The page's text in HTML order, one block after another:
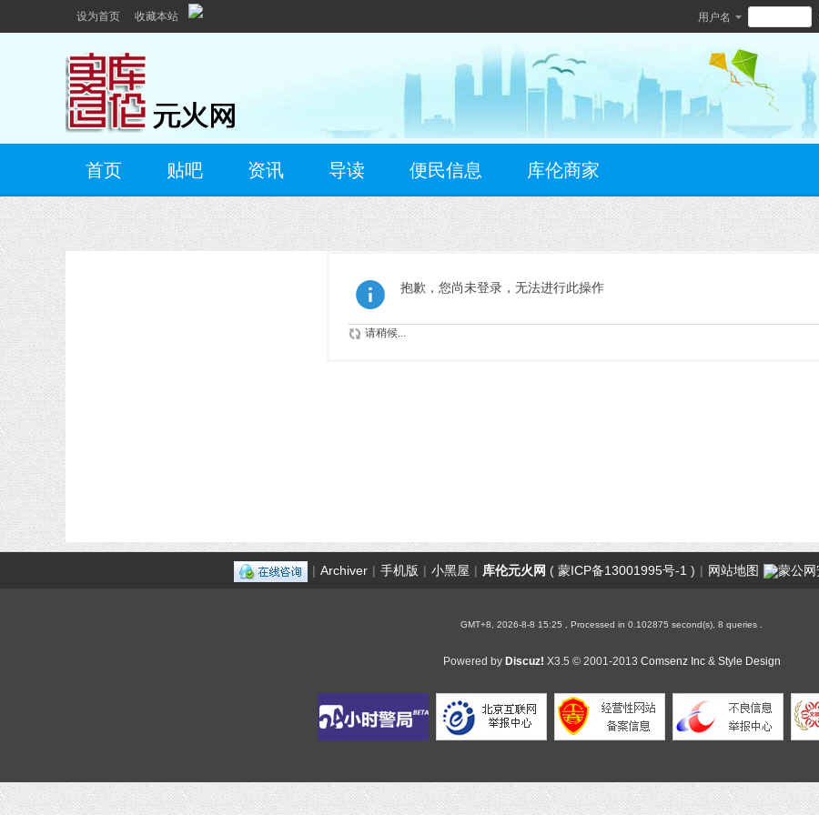
设为首页 收藏本站 用户名
首页 贴吧 资讯 导读 便民信息 库伦商家
抱歉，您尚未登录，无法进行此操作
请稍候...
| Archiver | 手机版 | 小黑屋 | 库伦元火网 ( 蒙ICP备13001995号-1 ) | 网站地图 蒙公
GMT+8, 2026-8-8 15:25 , Processed in 0.102875 second(s), 8 queries .
Powered by Discuz! X3.5 © 2001-2013 Comsenz Inc& Style Design